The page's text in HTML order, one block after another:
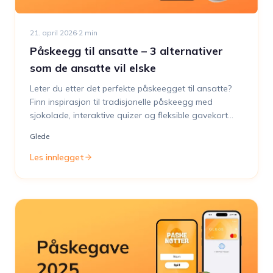
21. april 2026·2 min
Påskeegg til ansatte – 3 alternativer
som de ansatte vil elske
Leter du etter det perfekte påskeegget til ansatte?
Finn inspirasjon til tradisjonelle påskeegg med
sjokolade, interaktive quizer og fleksible gavekort
Glede
Les innlegget